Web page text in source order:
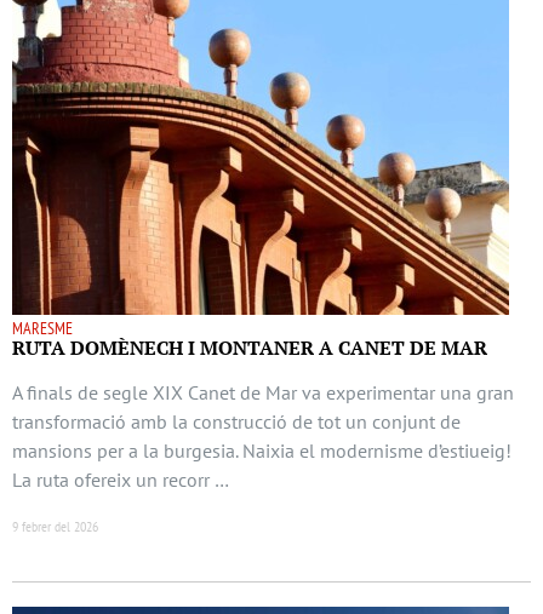
MARESME
RUTA DOMÈNECH I MONTANER A CANET DE MAR
A finals de segle XIX Canet de Mar va experimentar una gran
transformació amb la construcció de tot un conjunt de
mansions per a la burgesia. Naixia el modernisme d’estiueig!
La ruta ofereix un recorr …
9 febrer del 2026